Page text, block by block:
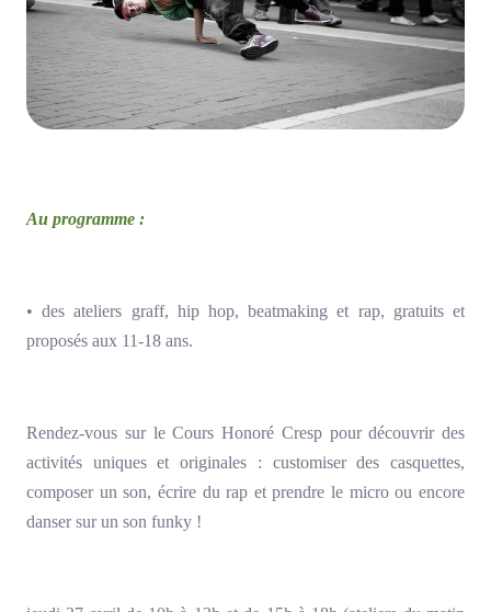
Au programme :
• des ateliers graff, hip hop, beatmaking et rap, gratuits et
proposés aux 11-18 ans.
Rendez-vous sur le Cours Honoré Cresp pour découvrir des
activités uniques et originales : customiser des casquettes,
composer un son, écrire du rap et prendre le micro ou encore
danser sur un son funky !